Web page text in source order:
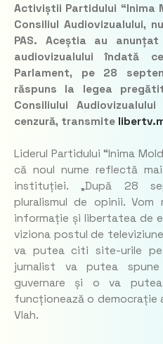
Activiștii Partidului “Inima
Consiliul Audiovizualului,
PAS. Aceștia au
audiovizualului
Parlament, pe 28
răspuns la legea
Consiliului
cenzură, transmite
Liderul Partidului “Inima
că noul nume reflectă
instituției.„După 28
pluralismul de opinii.
informație și libertatea de
viziona postul de
va putea citi site-urile pe
jurnalist va putea
guvernare și o va
funcționează o democrație
Vlah.